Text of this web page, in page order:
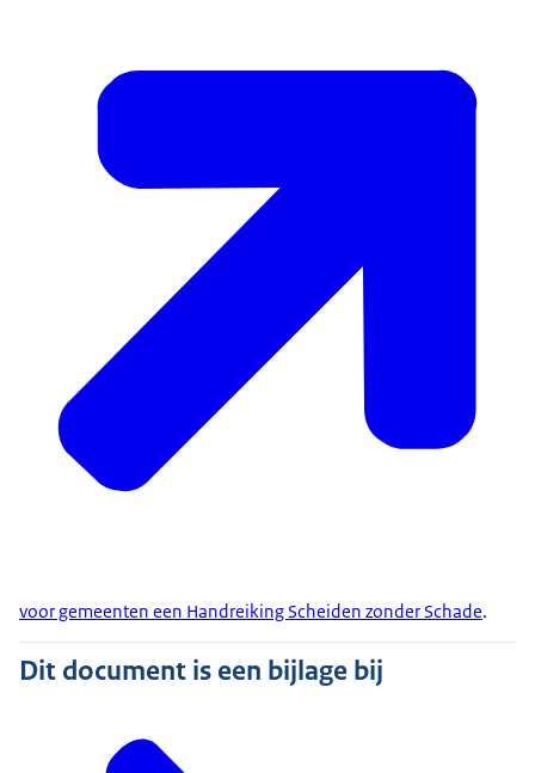
voor gemeenten een Handreiking Scheiden zonder Schade.
Dit document is een bijlage bij